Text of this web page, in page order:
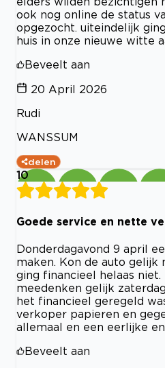
ook nog online de status
opgezocht. uiteindelijk
huis in onze nieuwe witte
Beveelt aan
20 April 2026
Rudi
WANSSUM
delen
10
Goede service en nette
Donderdagavond 9 april
maken. Kon de auto gelijk
ging financieel helaas
meedenken gelijk
het financieel geregeld
verkoper papieren en
allemaal en een eerlijke
Beveelt aan